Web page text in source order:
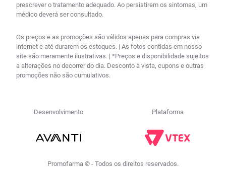
prescrever o tratamento adequado. Ao persistirem os sintomas, um
médico deverá ser consultado.
Os preços e as promoções são válidos apenas para compras via
internet e até durarem os estoques. | As fotos contidas em nosso
site são meramente ilustrativas. | *Preços e disponibilidade sujeitos
a alterações no decorrer do dia. Desconto à vista, cupons e outras
promoções não são cumulativos.
Desenvolvimento Plataforma
Promofarma © - Todos os direitos reservados.